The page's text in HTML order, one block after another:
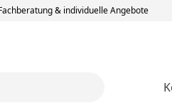
& individuelle Angebote